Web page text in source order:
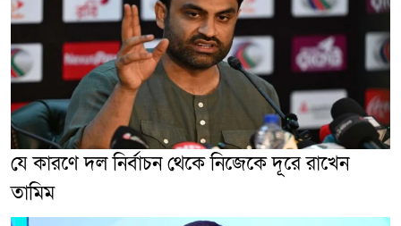
যে কারণে দল নির্বাচন থেকে নিজেকে দূরে রাখেন
তামিম